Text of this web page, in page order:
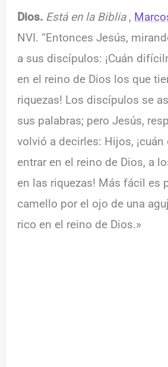
Dios. Está en la Biblia,
NVI. “Entonces Jesús,
a sus discípulos: ¡Cuán
en el reino de Dios los que
riquezas! Los discípulos se
sus palabras; pero Jesús,
volvió a decirles: Hijos,
entrar en el reino de Dios, a
en las riquezas! Más fácil es
camello por el ojo de una
rico en el reino de Dios.»